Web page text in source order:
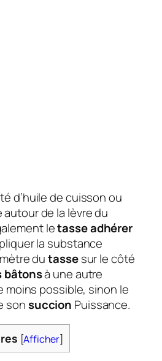
d’huile de cuisson ou
autour de la lèvre du
letasse adhérer
la substance
dutassesur le côté
bâtonsà une autre
moins possible, sinon le
sonsuccion Puissance.
[Afficher]